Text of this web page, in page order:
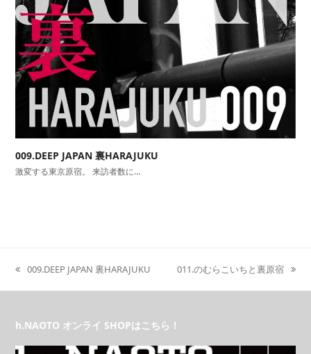
009.DEEP JAPAN 裏HARAJUKU
激変する東京原宿。 来訪者数に…
previous
post:
009.DEEP JAPAN 裏HARAJUKU
next
post:
011.のむらこいちと裏原宿
h.NAOTO オンライ SHOPはこちら！